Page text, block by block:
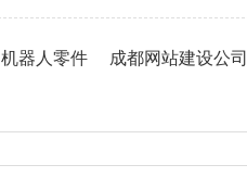
机器人零件 成都网站建设公司